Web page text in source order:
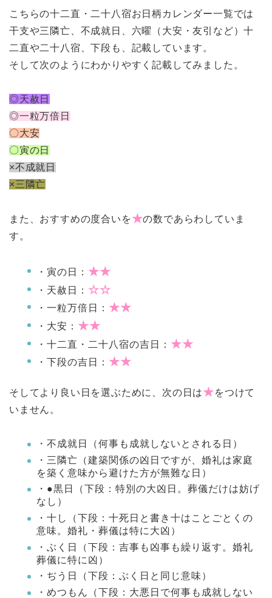
こちらの十二直・二十八宿お日柄カレンダー一覧では
干支や三隣亡、不成就日、六曜（大安・友引など）十
二直や二十八宿、下段も、記載しています。
そして次のようにわかりやすく記載してみました。
◎天赦日
◎一粒万倍日
〇大安
〇寅の日
×不成就日
×三隣亡
また、おすすめの度合いを★の数であらわしていま
す。
・寅の日： ★★
・天赦日： ☆☆
・一粒万倍日： ★★
・大安： ★★
・十二直・二十八宿の吉日： ★★
・下段の吉日： ★★
そしてより良い日を選ぶために、次の日は★をつけて
いません。
・不成就日（何事も成就しないとされる日）
・三隣亡（建築関係の凶日ですが、婚礼は家庭
を築く意味から避けた方が無難な日）
・●黒日（下段：特別の大凶日。葬儀だけは妨げ
なし）
・十し（下段：十死日と書き十はことごとくの
意味。婚礼・葬儀は特に大凶）
・ぶく日（下段：吉事も凶事も繰り返す。婚礼
葬儀に特に凶）
・ぢう日（下段：ぶく日と同じ意味）
・めつもん（下段：大悪日で何事も成就しない